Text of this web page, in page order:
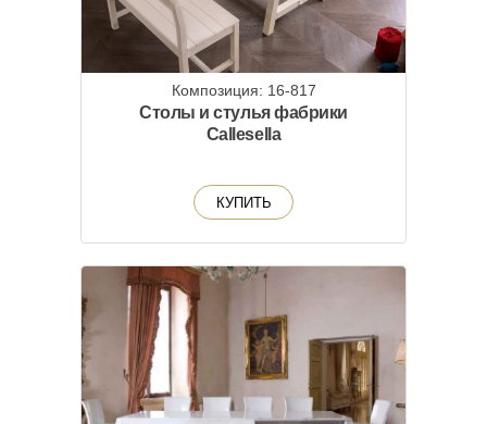
Композиция: 16-817
Столы и стулья фабрики
Callesella
КУПИТЬ